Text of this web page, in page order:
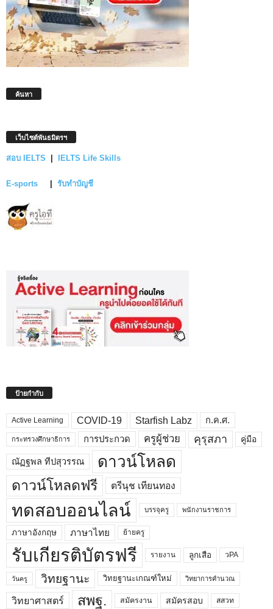
ค้นหา
เว็บไซต์พันธมิตรฯ
สอบ IELTS IELTS Life Skills
E-sports รับทำบัญชี
ป้ายกำกับ
Active Learning COVID-19 Starfish Labz ก.ค.ศ.
กระทรวงศึกษาธิการ การประกวด ครูผู้ช่วย คุรุสภา คู่มือ
ณัฏฐพล ทีปสุวรรณ ดาวน์โหลด
ดาวน์โหลดฟรี ตรีนุช เทียนทอง
ทดสอบออนไลน์ บรรจุครู พนักงานราชการ
ภาษาอังกฤษ ภาษาไทย ย้ายครู
รับเกียรติบัตรฟรี รายงาน ลูกเสือ วPA
วันครู วิทยฐานะ วิทยฐานะเกณฑ์ใหม่ วิทยาการคำนวณ
วิทยาศาสตร์ สพฐ. สมัครงาน สมัครสอบ สสวท